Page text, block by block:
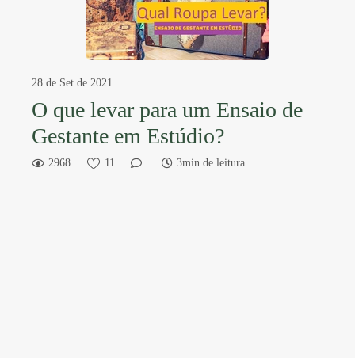
28 de Set de 2021
O que levar para um Ensaio de
Gestante em Estúdio?
2968 11 3min de leitura